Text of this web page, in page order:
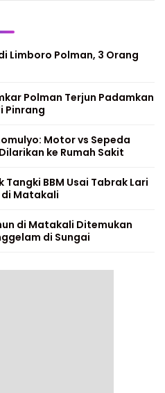
Limboro Polman, 3 Orang
Polman Terjun Padamkan
Pinrang
Motor vs Sepeda
ke Rumah Sakit
Tangki BBM Usai Tabrak Lari
Matakali
di Matakali Ditemukan
di Sungai